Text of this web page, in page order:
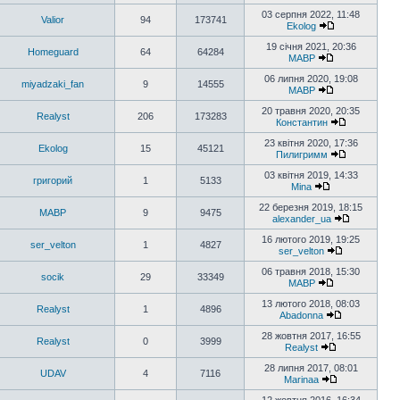
Valior 94 173741
03 серпня 2022, 11:48
Ekolog
Homeguard 64 64284
19 січня 2021, 20:36
MABP
miyadzaki_fan 9 14555
06 липня 2020, 19:08
MABP
Realyst 206 173283
20 травня 2020, 20:35
Константин
Ekolog 15 45121
23 квітня 2020, 17:36
Пилигримм
григорий 1 5133
03 квітня 2019, 14:33
Mina
MABP 9 9475
22 березня 2019, 18:15
alexander_ua
ser_velton 1 4827
16 лютого 2019, 19:25
ser_velton
socik 29 33349
06 травня 2018, 15:30
MABP
Realyst 1 4896
13 лютого 2018, 08:03
Abadonna
Realyst 0 3999
28 жовтня 2017, 16:55
Realyst
UDAV 4 7116
28 липня 2017, 08:01
Marinaa